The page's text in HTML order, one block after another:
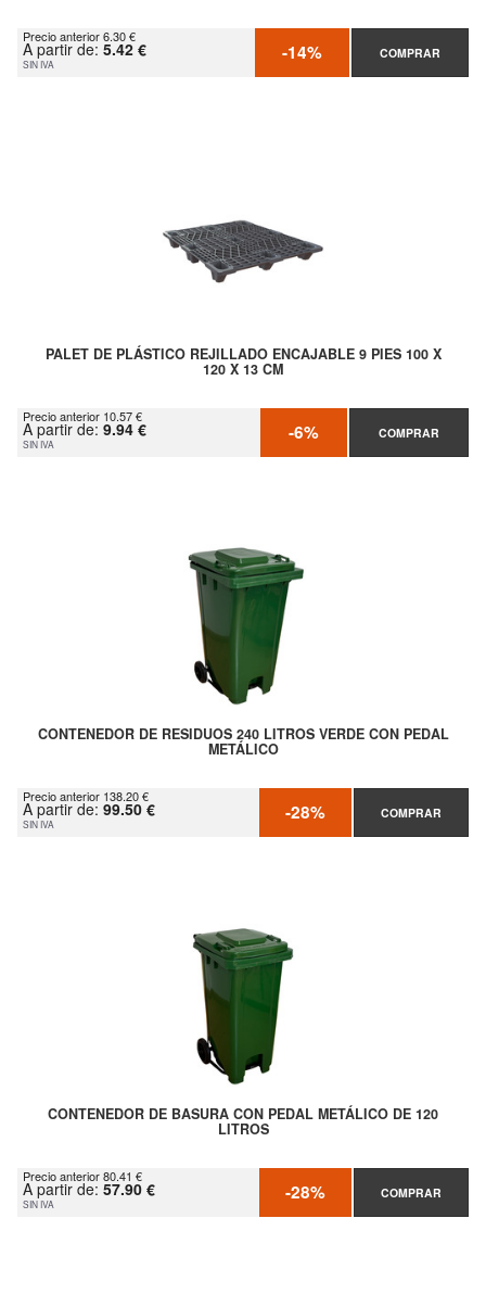
Precio anterior 6.30 €
A partir de: 5.42 €
SIN IVA -14% COMPRAR
PALET DE PLÁSTICO REJILLADO ENCAJABLE 9 PIES 100 X
120 X 13 CM
Precio anterior 10.57 €
A partir de: 9.94 €
SIN IVA -6% COMPRAR
CONTENEDOR DE RESIDUOS 240 LITROS VERDE CON PEDAL
METÁLICO
Precio anterior 138.20 €
A partir de: 99.50 €
SIN IVA -28% COMPRAR
CONTENEDOR DE BASURA CON PEDAL METÁLICO DE 120
LITROS
Precio anterior 80.41 €
A partir de: 57.90 €
SIN IVA -28% COMPRAR